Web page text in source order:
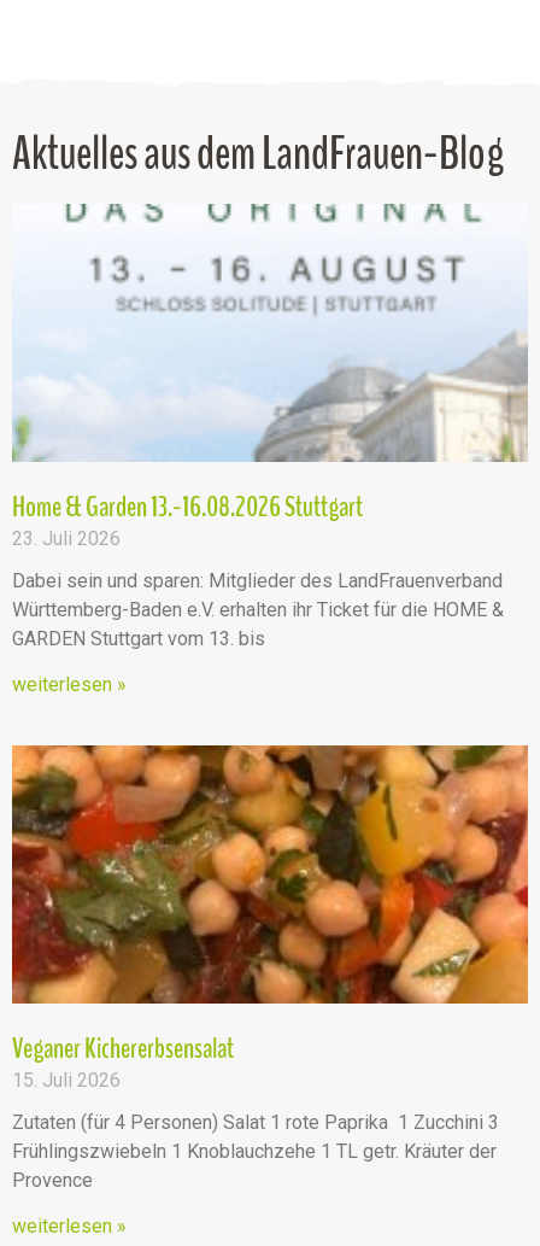
Aktuelles aus dem LandFrauen-Blog
Home & Garden 13.-16.08.2026 Stuttgart
23. Juli 2026
Dabei sein und sparen: Mitglieder des LandFrauenverband
Württemberg-Baden e.V. erhalten ihr Ticket für die HOME &
GARDEN Stuttgart vom 13. bis
weiterlesen »
Veganer Kichererbsensalat
15. Juli 2026
Zutaten (für 4 Personen) Salat 1 rote Paprika 1 Zucchini 3
Frühlingszwiebeln 1 Knoblauchzehe 1 TL getr. Kräuter der
Provence
weiterlesen »